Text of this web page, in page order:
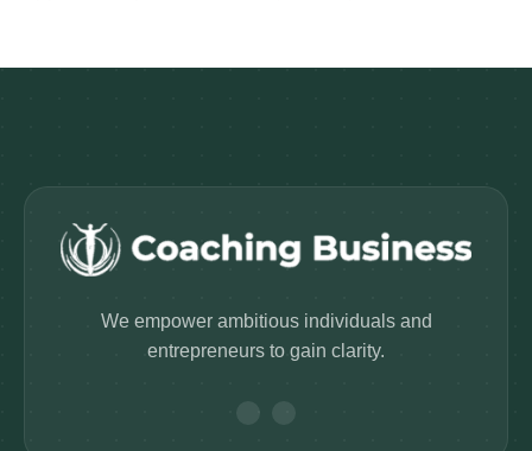
We empower ambitious individuals and
entrepreneurs to gain clarity.